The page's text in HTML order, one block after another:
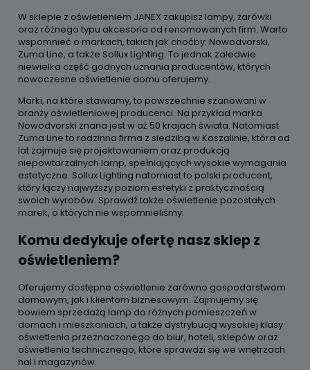
W sklepie z oświetleniem JANEX zakupisz lampy, żarówki
oraz różnego typu akcesoria od renomowanych firm. Warto
wspomnieć o markach, takich jak choćby: Nowodvorski,
Zuma Line, a także Sollux Lighting. To jednak zaledwie
niewielka część godnych uznania producentów, których
nowoczesne oświetlenie domu oferujemy.
Marki, na które stawiamy, to powszechnie szanowani w
branży oświetleniowej producenci. Na przykład marka
Nowodvorski znana jest w aż 50 krajach świata. Natomiast
Zuma Line to rodzinna firma z siedzibą w Koszalinie, która od
lat zajmuje się projektowaniem oraz produkcją
niepowtarzalnych lamp, spełniających wysokie wymagania
estetyczne. Sollux Lighting natomiast to polski producent,
który łączy najwyższy poziom estetyki z praktycznością
swoich wyrobów. Sprawdź także oświetlenie pozostałych
marek, o których nie wspomnieliśmy.
Komu dedykuje ofertę nasz sklep z
oświetleniem?
Oferujemy dostępne oświetlenie zarówno gospodarstwom
domowym, jak i klientom biznesowym. Zajmujemy się
bowiem sprzedażą lamp do różnych pomieszczeń w
domach i mieszkaniach, a także dystrybucją wysokiej klasy
oświetlenia przeznaczonego do biur, hoteli, sklepów oraz
oświetlenia technicznego, które sprawdzi się we wnętrzach
hal i magazynów.